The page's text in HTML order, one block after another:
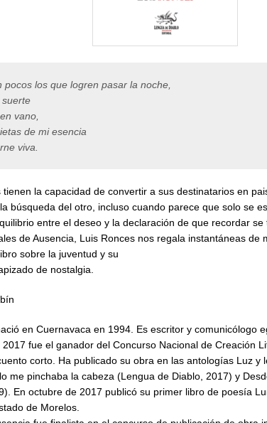
pocos los que logren pasar la noche,
suerte
vano,
de mi esencia
viva.
tienen la capacidad de convertir a sus destinatarios en
búsqueda del otro, incluso cuando parece que solo se
entre el deseo y la declaración de que recordar
de Ausencia, Luis Ronces nos regala instantáneas de
sobre la juventud y su
de nostalgia.
en Cuernavaca en 1994. Es escritor y comunicólogo
2017 fue el ganador del Concurso Nacional de Creación
corto. Ha publicado su obra en las antologías Luz y
me pinchaba la cabeza (Lengua de Diablo, 2017) y
En octubre de 2017 publicó su primer libro de poesía
de Morelos.